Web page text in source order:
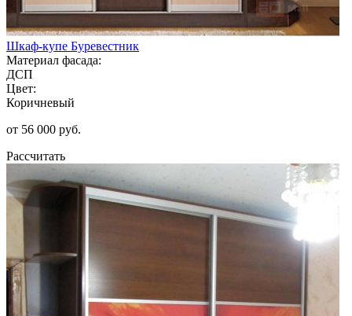
Шкаф-купе Буревестник
Материал фасада:
ДСП
Цвет:
Коричневый
от 56 000 руб.
Рассчитать